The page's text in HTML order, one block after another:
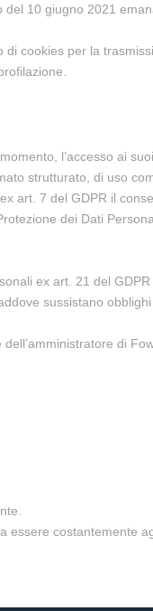
10 giugno 2021
cookies per la
l’accesso ai
strutturato, di uso
art. 7 del GDPR il
dei Dati
ex art. 21 del
sussistano
di
costantemente